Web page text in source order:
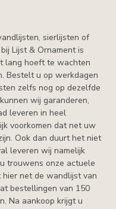
sierlijsten of
Lijst & Ornament is
lang hoeft te wachten
Bestelt u op werkdagen
zelfs nog op dezelfde
wij garanderen,
leveren in heel
voorkomen dat net uw
Ook dan duurt het niet
leveren wij namelijk
trouwens onze actuele
hier net de wandlijst van
bestellingen van 150
Na aankoop krijgt u